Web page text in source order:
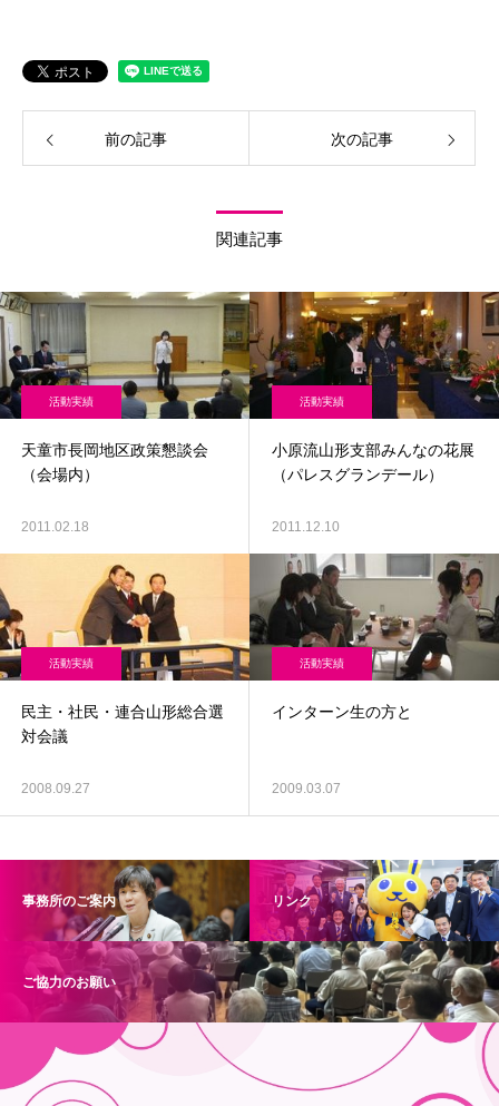
前の記事 次の記事
関連記事
活動実績
天童市長岡地区政策懇談会
（会場内）
2011.02.18
活動実績
小原流山形支部みんなの花展
（パレスグランデール）
2011.12.10
活動実績
民主・社民・連合山形総合選
対会議
2008.09.27
活動実績
インターン生の方と
2009.03.07
事務所のご案内 リンク
ご協力のお願い